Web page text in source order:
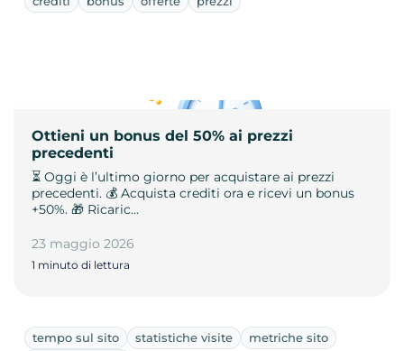
Ottieni un bonus del 50% ai prezzi
precedenti
⏳ Oggi è l’ultimo giorno per acquistare ai prezzi
precedenti. 💰 Acquista crediti ora e ricevi un bonus
+50%. 🎁 Ricaric…
23 maggio 2026
1 minuto di lettura
tempo sul sito statistiche visite
metriche sito